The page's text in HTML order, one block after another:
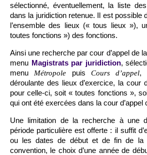
sélectionné, éventuellement, la liste
dans la juridiction retenue. Il est possible
l’ensemble des lieux (« tous lieux »),
toutes fonctions ») des fonctions.
Ainsi une recherche par cour d’appel de
menu Magistrats par juridiction,
menu Métropole puis Cours d’appel,
déroulante des lieux d’exercice, la cour
pour celle-ci, soit « toutes fonctions »,
qui ont été exercées dans la cour d’appel
Une limitation de la recherche à une
période particulière est offerte : il suffit
ou les dates de début et de fin de la
convention, le choix d’une année de